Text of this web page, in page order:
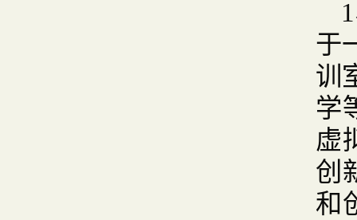
1
于
训
学
虚
创
和